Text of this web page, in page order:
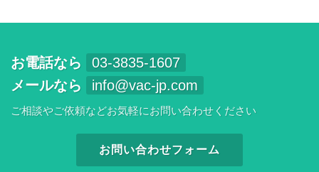
お電話なら
03-3835-1607
メールなら
info@vac-jp.com
ご相談やご依頼などお気軽にお問い合わせください
お問い合わせフォーム